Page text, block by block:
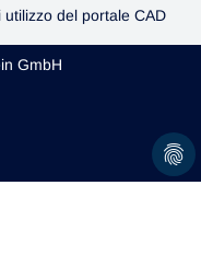
utilizzo del portale CAD
GmbH